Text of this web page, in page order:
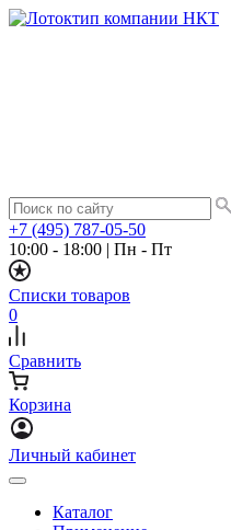
+7 (495) 787-05-50
10:00 - 18:00 | Пн - Пт
Списки товаров
0
Сравнить
Корзина
Личный кабинет
Каталог